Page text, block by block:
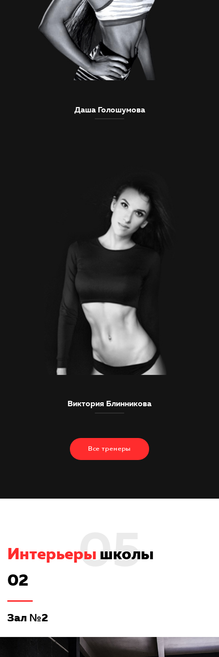
Даша Голошумова
Виктория Блинникова
Все тренеры
05
Интерьеры школы
02
Зал №2